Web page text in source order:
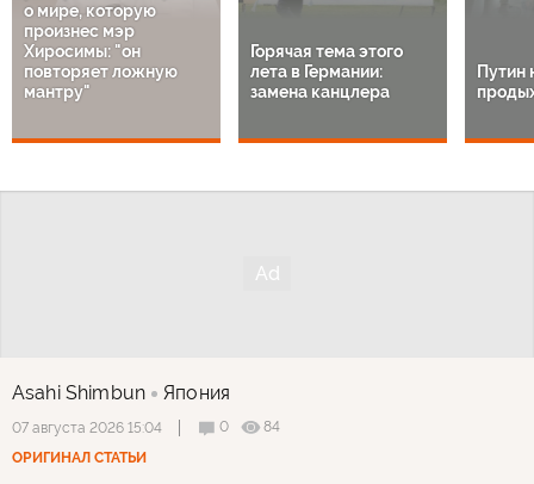
о мире, которую
произнес мэр
Хиросимы: "он
повторяет ложную
мантру"
Горячая тема этого
лета в Германии:
замена канцлера
Путин
Asahi Shimbun Япония
07 августа 2026 15:04 0
84
ОРИГИНАЛ СТАТЬИ